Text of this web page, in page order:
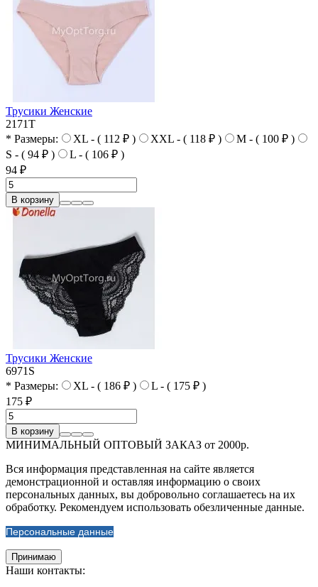
Трусики Женские
2171T
* Размеры:
XL - ( 112 ₽ ) XXL - ( 118 ₽ )
M - ( 100 ₽ )
S - ( 94 ₽ )
L - ( 106 ₽ )
94 ₽
В корзину
Трусики Женские
6971S
* Размеры:
XL - ( 186 ₽ )
L - ( 175 ₽ )
175 ₽
В корзину
МИНИМАЛЬНЫЙ ОПТОВЫЙ ЗАКАЗ от 2000р.
Вся информация представленная на сайте является
демонстрационной и оставляя информацию о своих
персональных данных, вы добровольно соглашаетесь на их
обработку. Рекомендуем использовать обезличенные данные.
Персональные данные
Принимаю
Наши контакты: